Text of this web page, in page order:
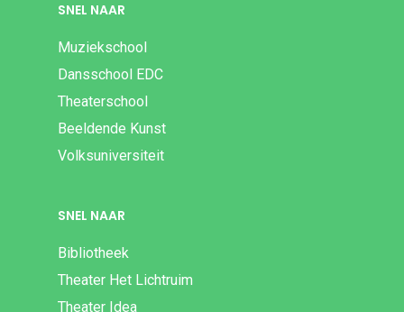
SNEL NAAR
Muziekschool
Dansschool EDC
Theaterschool
Beeldende Kunst
Volksuniversiteit
SNEL NAAR
Bibliotheek
Theater Het Lichtruim
Theater Idea